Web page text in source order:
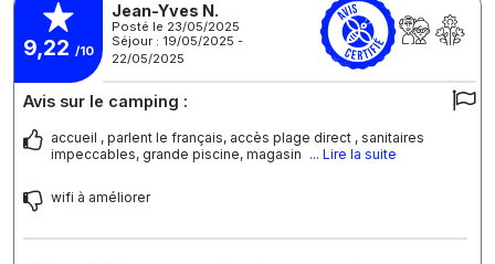
9,22 /10
Jean-Yves N.
Posté le 23/05/2025
Séjour : 19/05/2025 -
22/05/2025
Avis sur le camping :
accueil , parlent le français, accès plage direct , sanitaires
impeccables, grande piscine, magasin ... Lire la suite
wifi à améliorer